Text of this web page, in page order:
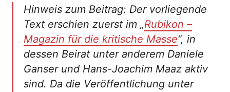
Hinweis zum Beitrag: Der vorliegende
Text erschien zuerst im „Rubikon –
Magazin für die kritische Masse“, in
dessen Beirat unter anderem Daniele
Ganser und Hans-Joachim Maaz aktiv
sind. Da die Veröffentlichung unter